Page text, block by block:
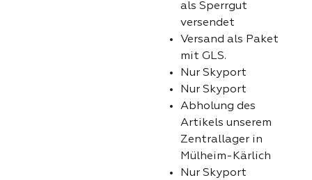
als Sperrgut
versendet
Versand als Paket
mit GLS.
Nur Skyport
Nur Skyport
Abholung des
Artikels unserem
Zentrallager in
Mülheim-Kärlich
Nur Skyport